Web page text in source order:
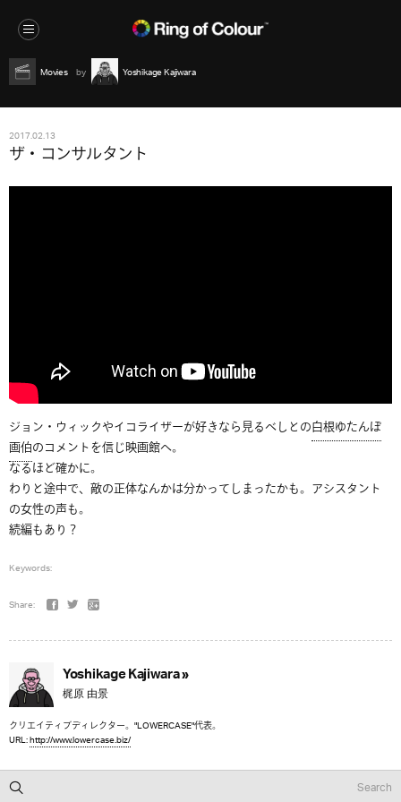
Movies Yoshikage Kajiwara
2017.02.13
ザ・コンサルタント
ジョン・ウィックやイコライザーが好きなら見るべしとの白根ゆたんぽ
画伯のコメントを信じ映画館へ。
なるほど確かに。
わりと途中で、敵の正体なんかは分かってしまったかも。アシスタント
の女性の声も。
続編もあり？
Keywords:
Share:
Yoshikage Kajiwara »
梶原 由景
クリエイティブディレクター。"LOWERCASE"代表。
URL:http://www.lowercase.biz/